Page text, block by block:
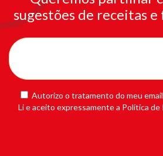
sugestões de receitas
Autorizo o tratamento do meu
Li e aceito expressamente a Política de